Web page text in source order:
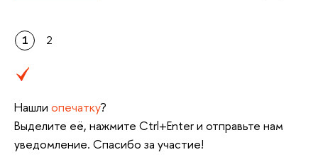
1 2
Нашли опечатку?
Выделите её, нажмите Ctrl+Enter и отправьте нам
уведомление. Спасибо за участие!